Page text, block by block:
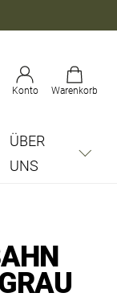
Konto Warenkorb
ÜBER
UNS